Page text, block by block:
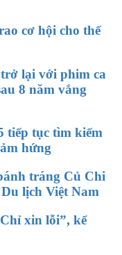
cơ hội cho thế
lại với phim ca
8 năm vắng
tiếp tục tìm kiếm
hứng
tráng Củ Chi
lịch Việt Nam
xin lỗi”, kể